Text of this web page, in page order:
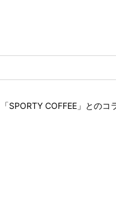
COFFEE」とのコ